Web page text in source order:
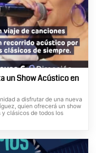
un Show Acústico en
a disfrutar de una nueva
quien ofrecerá un show
clásicos de todos los